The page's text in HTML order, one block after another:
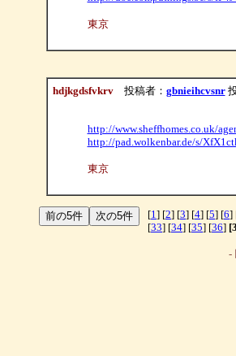
東京
hdjkgdsfvkrv投稿者： gbnieihcvsnr
http://www.sheffhomes.co.uk/
http://pad.wolkenbar.de/s/
東京
[1 ] [2] [3] [4] [5] [6]
[33] [34] [35] [36]
-